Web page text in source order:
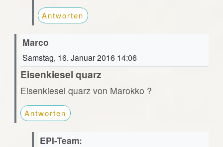
Antworten
Marco
Samstag, 16. Januar 2016 14:06
Eisenkiesel quarz
Eisenkiesel quarz von Marokko ?
Antworten
EPI-Team: